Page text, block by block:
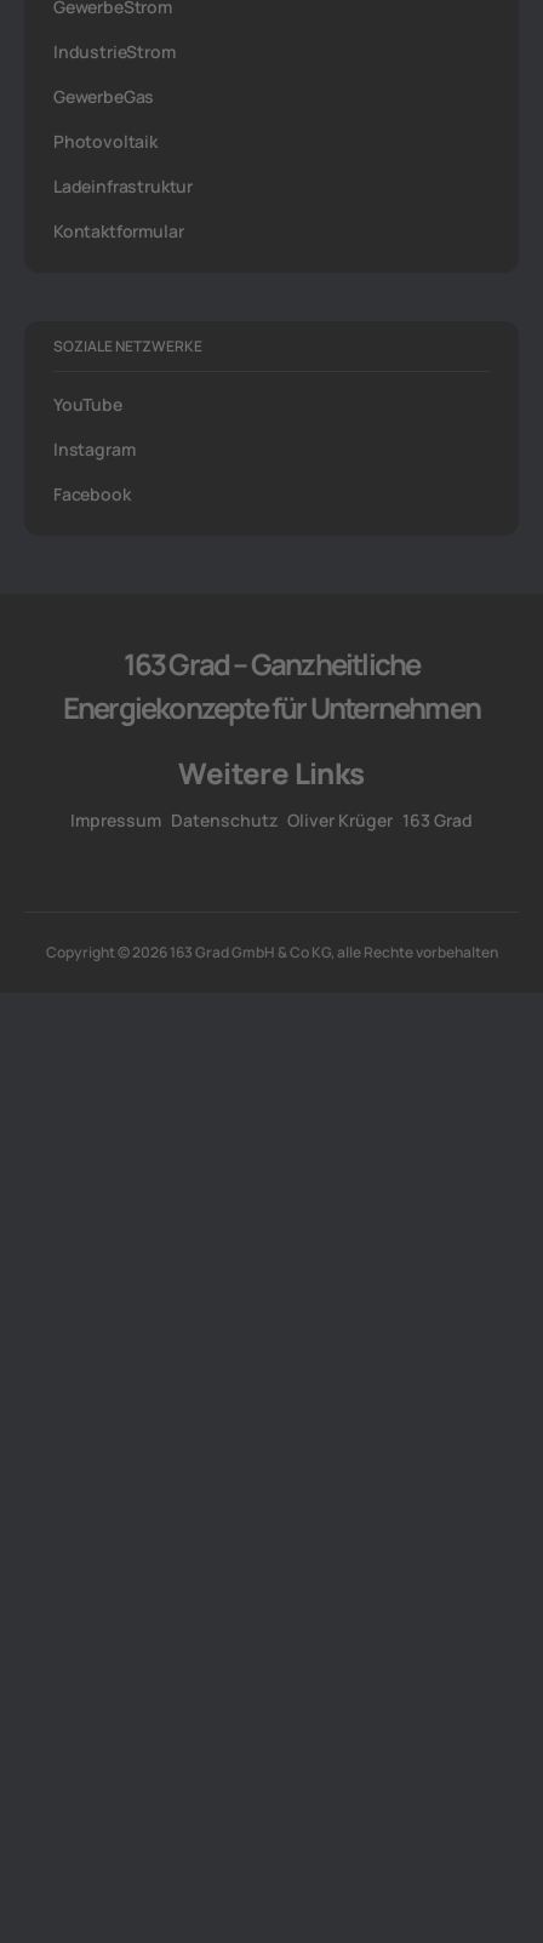
GewerbeStrom
IndustrieStrom
GewerbeGas
Photovoltaik
Ladeinfrastruktur
Kontaktformular
SOZIALE NETZWERKE
YouTube
Instagram
Facebook
163 Grad – Ganzheitliche
Energiekonzepte für Unternehmen
Weitere Links
Impressum Datenschutz Oliver Krüger 163 Grad
Copyright © 2026 163 Grad GmbH & Co KG, alle Rechte vorbehalten